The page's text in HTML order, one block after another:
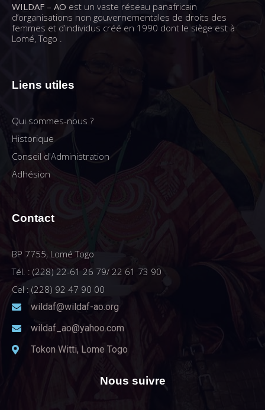
WILDAF – AO est un vaste réseau panafricain
d’organisations non gouvernementales de droits des
femmes et d’individus créé en 1990 dont le siège est à
Lomé, Togo .
Liens utiles
Qui sommes-nous ?
Historique
Conseil d'Administration
Adhésion
Contact
BP 7755, Lomé Togo
Tél. : (228) 22-61 26 79/ 22 61 73 90
Cel : (228) 92 47 90 00
wildaf@wildaf-ao.org
wildaf_ao@yahoo.com
Tokon Witti, Lome Togo
Nous suivre